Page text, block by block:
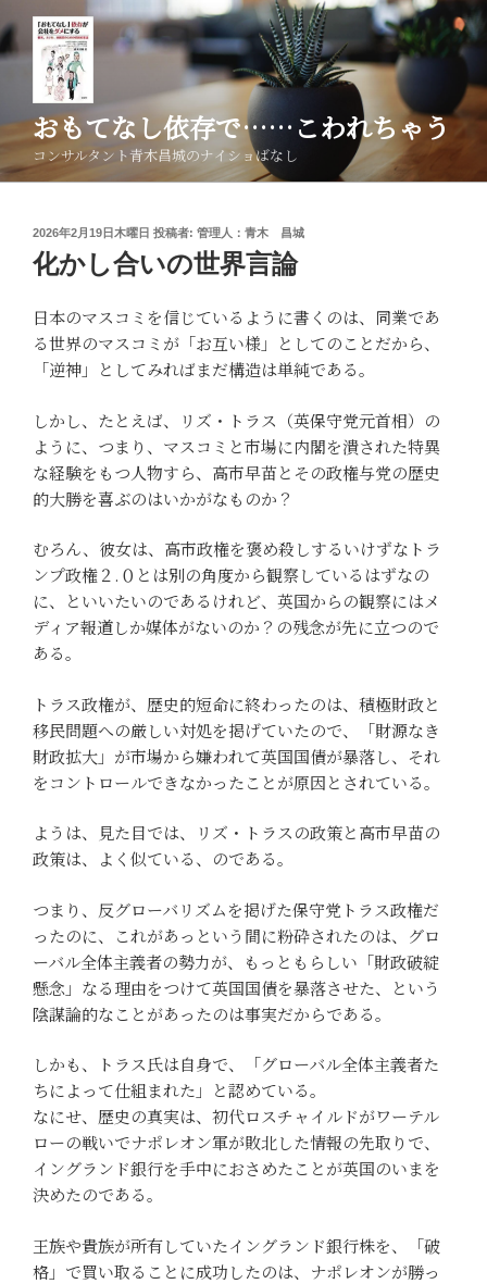
ン
テ
へ
ス
おもてなし依存で……こわれちゃう
コンサルタント青木昌城のナイショばなし
投
稿
日:
2026年2月19日木曜日 投稿者: 管理人：青木 昌城
化かし合いの世界言論
日本のマスコミを信じているように書くのは、同業であ
る世界のマスコミが「お互い様」としてのことだから、
「逆神」としてみればまだ構造は単純である。
しかし、たとえば、リズ・トラス（英保守党元首相）の
ように、つまり、マスコミと市場に内閣を潰された特異
な経験をもつ人物すら、高市早苗とその政権与党の歴史
的大勝を喜ぶのはいかがなものか？
むろん、彼女は、高市政権を褒め殺しするいけずなトラ
ンプ政権２.０とは別の角度から観察しているはずなの
に、といいたいのであるけれど、英国からの観察にはメ
ディア報道しか媒体がないのか？の残念が先に立つので
ある。
トラス政権が、歴史的短命に終わったのは、積極財政と
移民問題への厳しい対処を掲げていたので、「財源なき
財政拡大」が市場から嫌われて英国国債が暴落し、それ
をコントロールできなかったことが原因とされている。
ようは、見た目では、リズ・トラスの政策と高市早苗の
政策は、よく似ている、のである。
つまり、反グローバリズムを掲げた保守党トラス政権だ
ったのに、これがあっという間に粉砕されたのは、グロ
ーバル全体主義者の勢力が、もっともらしい「財政破綻
懸念」なる理由をつけて英国国債を暴落させた、という
陰謀論的なことがあったのは事実だからである。
しかも、トラス氏は自身で、「グローバル全体主義者た
ちによって仕組まれた」と認めている。
なにせ、歴史の真実は、初代ロスチャイルドがワーテル
ローの戦いでナポレオン軍が敗北した情報の先取りで、
イングランド銀行を手中におさめたことが英国のいまを
決めたのである。
王族や貴族が所有していたイングランド銀行株を、「破
格」で買い取ることに成功したのは、ナポレオンが勝っ